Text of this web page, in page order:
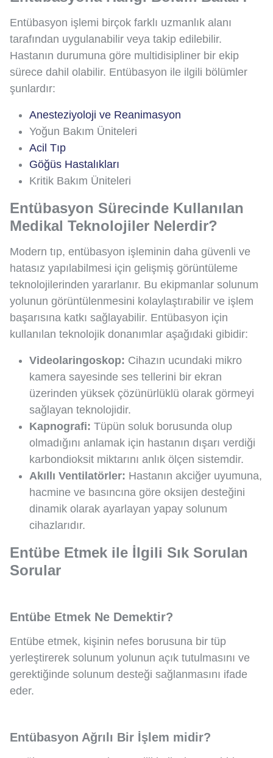
Entübasyon işlemi birçok farklı uzmanlık alanı
tarafından uygulanabilir veya takip edilebilir.
Hastanın durumuna göre multidisipliner bir ekip
sürece dahil olabilir. Entübasyon ile ilgili bölümler
şunlardır:
Anesteziyoloji ve Reanimasyon
Yoğun Bakım Üniteleri
Acil Tıp
Göğüs Hastalıkları
Kritik Bakım Üniteleri
Entübasyon Sürecinde Kullanılan
Medikal Teknolojiler Nelerdir?
Modern tıp, entübasyon işleminin daha güvenli ve
hatasız yapılabilmesi için gelişmiş görüntüleme
teknolojilerinden yararlanır. Bu ekipmanlar solunum
yolunun görüntülenmesini kolaylaştırabilir ve işlem
başarısına katkı sağlayabilir. Entübasyon için
kullanılan teknolojik donanımlar aşağıdaki gibidir:
Videolaringoskop: Cihazın ucundaki mikro
kamera sayesinde ses tellerini bir ekran
üzerinden yüksek çözünürlüklü olarak görmeyi
sağlayan teknolojidir.
Kapnografi: Tüpün soluk borusunda olup
olmadığını anlamak için hastanın dışarı verdiği
karbondioksit miktarını anlık ölçen sistemdir.
Akıllı Ventilatörler: Hastanın akciğer uyumuna,
hacmine ve basıncına göre oksijen desteğini
dinamik olarak ayarlayan yapay solunum
cihazlarıdır.
Entübe Etmek ile İlgili Sık Sorulan
Sorular
Entübe Etmek Ne Demektir?
Entübe etmek, kişinin nefes borusuna bir tüp
yerleştirerek solunum yolunun açık tutulmasını ve
gerektiğinde solunum desteği sağlanmasını ifade
eder.
Entübasyon Ağrılı Bir İşlem midir?